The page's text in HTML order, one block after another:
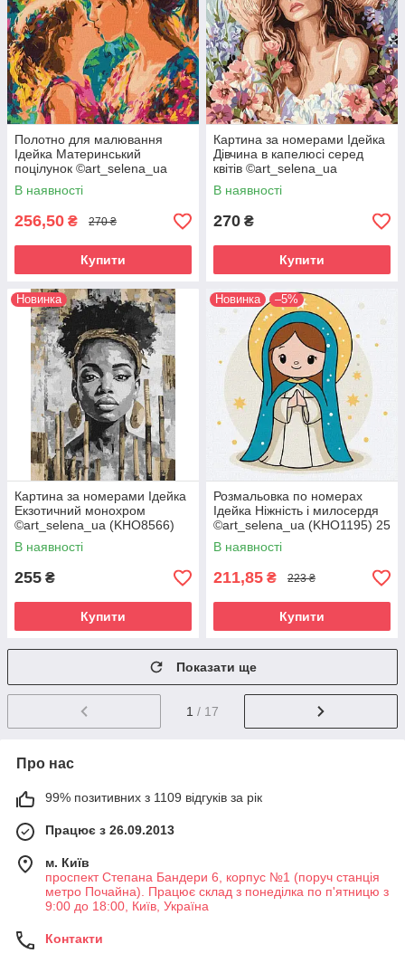
Полотно для малювання
Ідейка Материнський
поцілунок ©art_selena_ua
(KHO8577) 40 х 40 см
В наявності
256,50 ₴ 270 ₴
Купити
Картина за номерами Ідейка
Дівчина в капелюсі серед
квітів ©art_selena_ua
(KHO8569) 40 х 40 см
В наявності
270 ₴
Купити
Новинка
Картина за номерами Ідейка
Екзотичний монохром
©art_selena_ua (KHO8566)
30 х 40 см
В наявності
255 ₴
Купити
Новинка –5%
Розмальовка по номерах
Ідейка Ніжність і милосердя
©art_selena_ua (KHO1195) 25
х 25 см
В наявності
211,85 ₴ 223 ₴
Купити
Показати ще
1 / 17
Про нас
99% позитивних з 1109 відгуків за рік
Працює з 26.09.2013
м. Київ
проспект Степана Бандери 6, корпус №1 (поруч станція
метро Почайна). Працює склад з понеділка по п'ятницю з
9:00 до 18:00, Київ, Україна
Контакти